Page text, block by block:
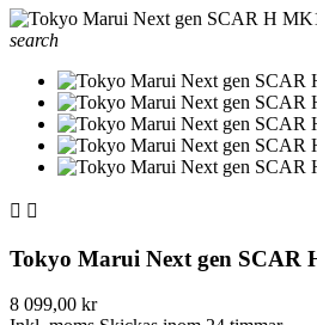
search
 
Tokyo Marui Next gen SCAR
8 099,00 kr